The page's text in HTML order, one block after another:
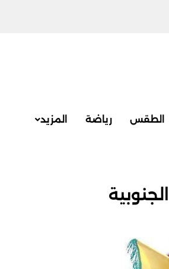
الطقس رياضة المزيد